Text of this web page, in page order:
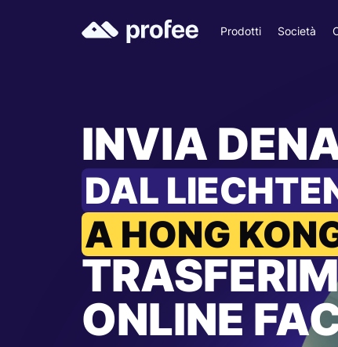
Prodotti Società
INVIA
DAL
A HONG
ONLINE